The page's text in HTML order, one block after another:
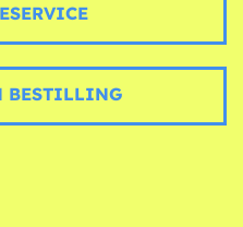
BESTILLING